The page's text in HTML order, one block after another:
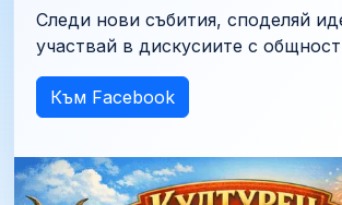
Следи нови събития, споделяй
участвай в дискусиите с
Към Facebook